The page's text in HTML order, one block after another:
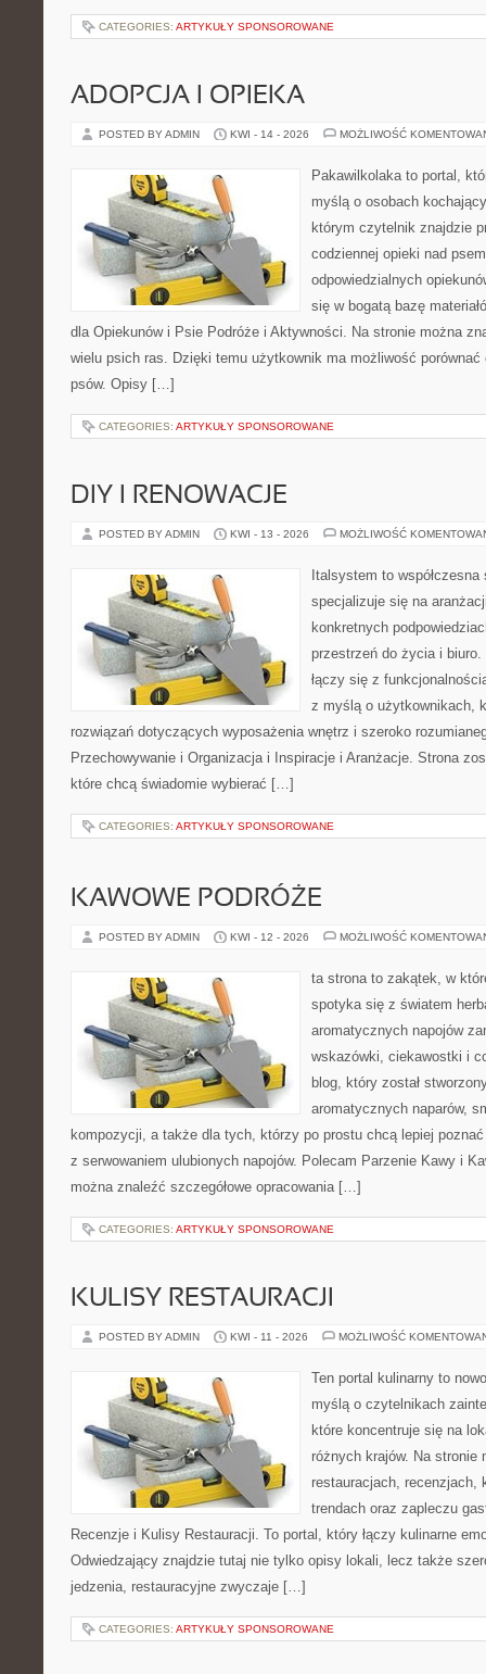
CATEGORIES: ARTYKUŁY SPONSOROWANE
ADOPCJA I OPIEKA
POSTED BY ADMIN KWI - 14 - 2026 MOŻLIWOŚĆ
Pakawilkolaka to portal,
myślą o osobach
którym czytelnik znajdzie
codziennej opieki nad
odpowiedzialnych
się w bogatą bazę
dla Opiekunów i Psie Podróże i Aktywności. Na stronie można
wielu psich ras. Dzięki temu użytkownik ma możliwość
psów. Opisy […]
CATEGORIES: ARTYKUŁY SPONSOROWANE
DIY I RENOWACJE
POSTED BY ADMIN KWI - 13 - 2026 MOŻLIWOŚĆ
Italsystem to
specjalizuje się na
konkretnych
przestrzeń do życia i
łączy się z
z myślą o użytkownikach,
rozwiązań dotyczących wyposażenia wnętrz i szeroko
Przechowywanie i Organizacja i Inspiracje i Aranżacje. Strona
które chcą świadomie wybierać […]
CATEGORIES: ARTYKUŁY SPONSOROWANE
KAWOWE PODRÓŻE
POSTED BY ADMIN KWI - 12 - 2026 MOŻLIWOŚĆ
ta strona to zakątek, w
spotyka się z światem
aromatycznych napojów
wskazówki, ciekawostki i
blog, który został
aromatycznych naparów,
kompozycji, a także dla tych, którzy po prostu chcą lepiej
z serwowaniem ulubionych napojów. Polecam Parzenie Kawy i
można znaleźć szczegółowe opracowania […]
CATEGORIES: ARTYKUŁY SPONSOROWANE
KULISY RESTAURACJI
POSTED BY ADMIN KWI - 11 - 2026 MOŻLIWOŚĆ
Ten portal kulinarny to
myślą o czytelnikach
które koncentruje się na
różnych krajów. Na stronie
restauracjach, recenzjach,
trendach oraz zapleczu
Recenzje i Kulisy Restauracji. To portal, który łączy kulinarne
Odwiedzający znajdzie tutaj nie tylko opisy lokali, lecz także
jedzenia, restauracyjne zwyczaje […]
CATEGORIES: ARTYKUŁY SPONSOROWANE